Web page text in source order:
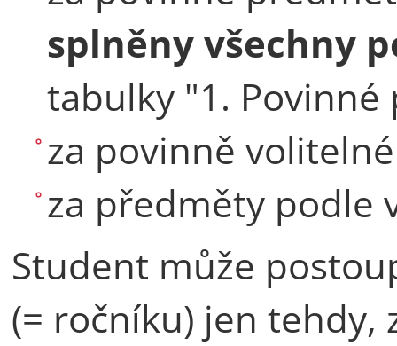
splněny všechny
tabulky "1.
za povinně
za předměty podle
Student může
(= ročníku) jen tehdy,